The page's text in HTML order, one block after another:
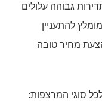
גבוהה עלולים
להתעניין
הצעת מחיר טובה
סוגי המרצפות: